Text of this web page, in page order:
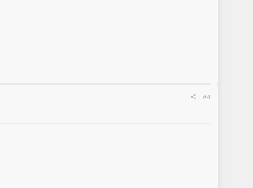
#4